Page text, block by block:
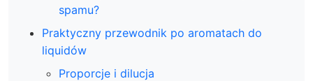
spamu?
Praktyczny przewodnik po aromatach do
liquidów
Proporcje i dilucja